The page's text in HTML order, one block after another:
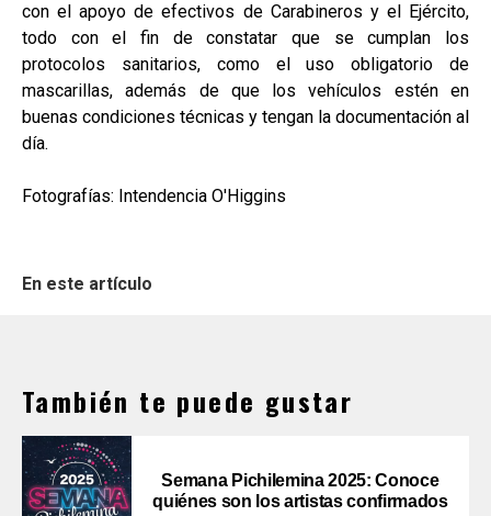
con el apoyo de efectivos de Carabineros y el Ejército,
todo con el fin de constatar que se cumplan los
protocolos sanitarios, como el uso obligatorio de
mascarillas, además de que los vehículos estén en
buenas condiciones técnicas y tengan la documentación al
día.
Fotografías: Intendencia O'Higgins
En este artículo
También te puede gustar
Semana Pichilemina 2025: Conoce
quiénes son los artistas confirmados